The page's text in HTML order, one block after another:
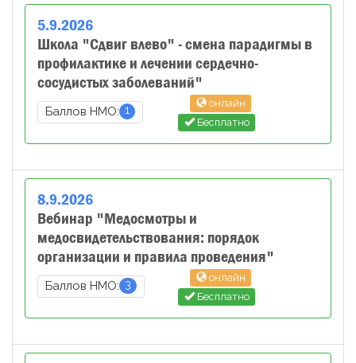
5.9.2026
Школа "Сдвиг влево" - смена парадигмы в
профилактике и лечении сердечно-
сосудистых заболеваний"
Баллов НМО: 1
онлайн
Бесплатно
8.9.2026
Вебинар "Медосмотры и
медосвидетельствования: порядок
организации и правила проведения"
Баллов НМО: 3
онлайн
Бесплатно